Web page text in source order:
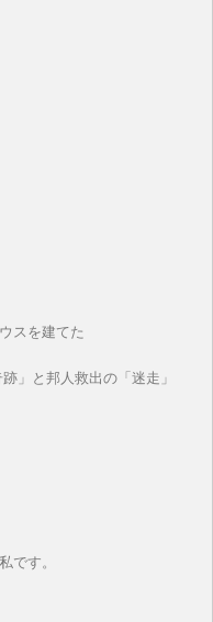
スを建てた
跡」と邦人救出の「迷走」
です。